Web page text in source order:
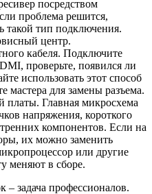
посредством
проблема решится,
такой тип подключения.
центр.
кабеля. Подключите
проверьте, появился ли
использовать этот способ
мастера для замены разъема.
платы. Главная микросхема
напряжения, короткого
компонентов. Если на
их можно заменить
или другие
меняют в сборе.
– задача профессионалов.